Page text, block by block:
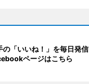
の「いいね！」を毎日発信
ページはこちら